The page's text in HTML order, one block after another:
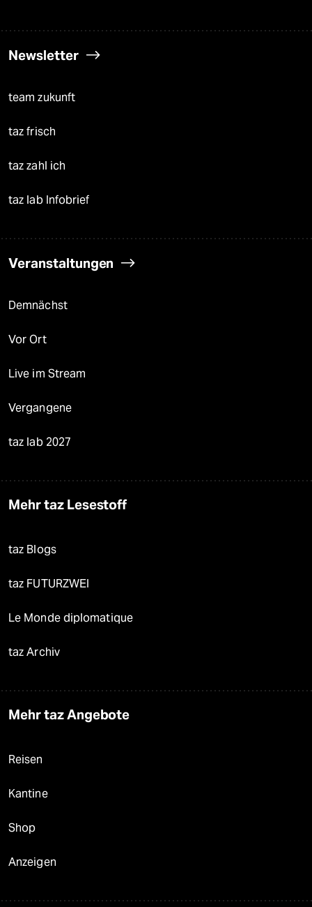
Newsletter
team zukunft
taz frisch
taz zahl ich
taz lab Infobrief
Veranstaltungen
Demnächst
Vor Ort
Live im Stream
Vergangene
taz lab 2027
Mehr taz Lesestoff
taz Blogs
taz FUTURZWEI
Le Monde diplomatique
taz Archiv
Mehr taz Angebote
Reisen
Kantine
Shop
Anzeigen